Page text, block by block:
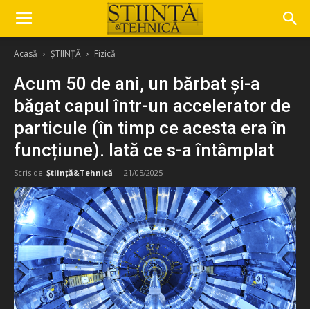
Acasă ȘTIINȚĂ Fizică
Acum 50 de ani, un bărbat și-a
băgat capul într-un accelerator de
particule (în timp ce acesta era în
funcțiune). Iată ce s-a întâmplat
Scris de Știință&Tehnică - 21/05/2025